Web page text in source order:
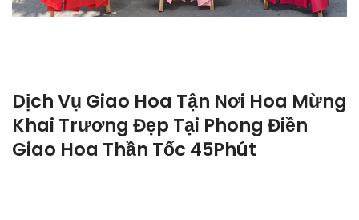
Dịch Vụ Giao Hoa Tận Nơi Hoa Mừng
Khai Trương Đẹp Tại Phong Điền
Giao Hoa Thần Tốc 45Phút